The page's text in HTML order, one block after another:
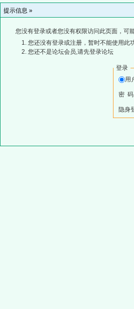
提示信息 »
您没有登录或者您没有权限访问此页面，可
您还没有登录或注册，暂时不能使用此
您还不是论坛会员,请先登录论坛
登录
用
密 码
隐身